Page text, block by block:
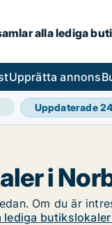
alla lediga
Upprätta annons
Uppdaterade
i
Om du är
lediga